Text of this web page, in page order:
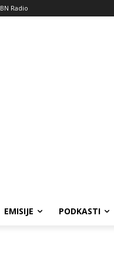
BN Radio
EMISIJE PODKASTI